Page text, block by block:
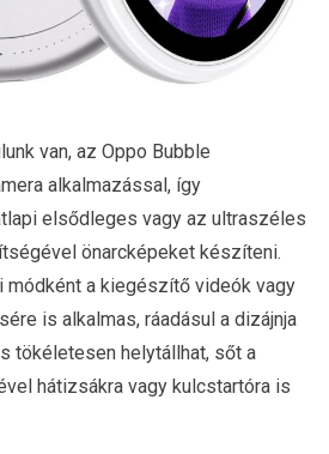
van, az Oppo Bubble
alkalmazással, így
elsődleges vagy az ultraszéles
önarcképeket készíteni.
módként a kiegészítő videók vagy
is alkalmas, ráadásul a dizájnja
tökéletesen helytállhat, sőt a
hátizsákra vagy kulcstartóra is